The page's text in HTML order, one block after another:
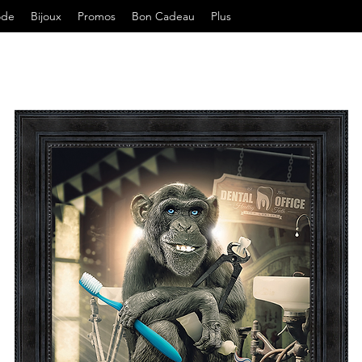
Bijoux Promos Bon Cadeau Plus